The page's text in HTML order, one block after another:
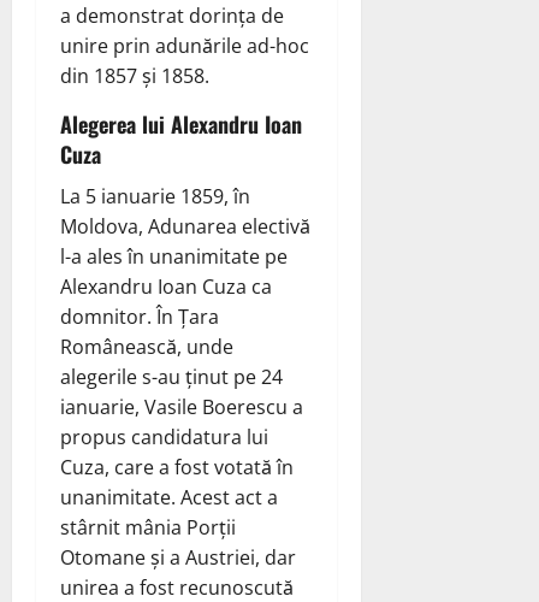
a demonstrat dorința de
unire prin adunările ad-hoc
din 1857 și 1858.
Alegerea lui Alexandru Ioan
Cuza
La 5 ianuarie 1859, în
Moldova, Adunarea electivă
l-a ales în unanimitate pe
Alexandru Ioan Cuza ca
domnitor. În Țara
Românească, unde
alegerile s-au ținut pe 24
ianuarie, Vasile Boerescu a
propus candidatura lui
Cuza, care a fost votată în
unanimitate. Acest act a
stârnit mânia Porții
Otomane și a Austriei, dar
unirea a fost recunoscută